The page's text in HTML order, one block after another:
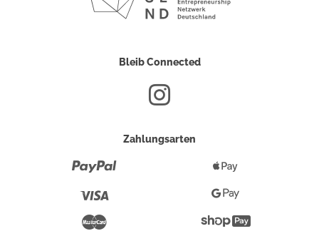
Bleib Connected
Zahlungsarten
Pay
Google
Pay